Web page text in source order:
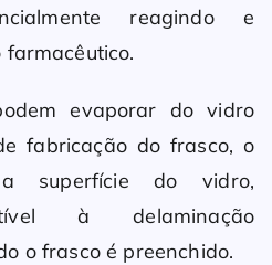
reagindo e
evaporar do vidro
fabricação do frasco, o
superfície do vidro,
à delaminação
o frasco é preenchido.